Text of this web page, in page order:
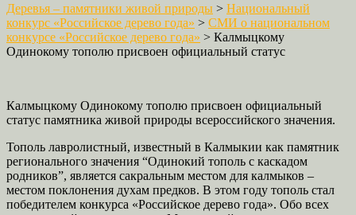
Деревья – памятники живой природы > Национальный
конкурс «Российское дерево года» > СМИ о национальном
конкурсе «Российское дерево года» > Калмыцкому
Одинокому тополю присвоен официальный статус
Калмыцкому Одинокому тополю присвоен официальный
статус памятника живой природы всероссийского значения.
Тополь лавролистный, известный в Калмыкии как памятник
регионального значения “Одинокий тополь с каскадом
родников”, является сакральным местом для калмыков –
местом поклонения духам предков. В этом году тополь стал
победителем конкурса «Российское дерево года». Обо всех